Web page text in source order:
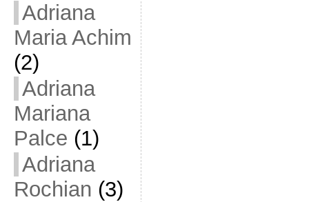
Adriana
Maria Achim
(2)
Adriana
Mariana
Palce (1)
Adriana
Rochian (3)